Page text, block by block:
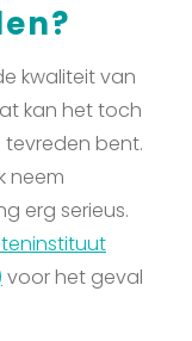
kwaliteit van
kan het toch
bent.
neem
erg serieus.
voor het geval